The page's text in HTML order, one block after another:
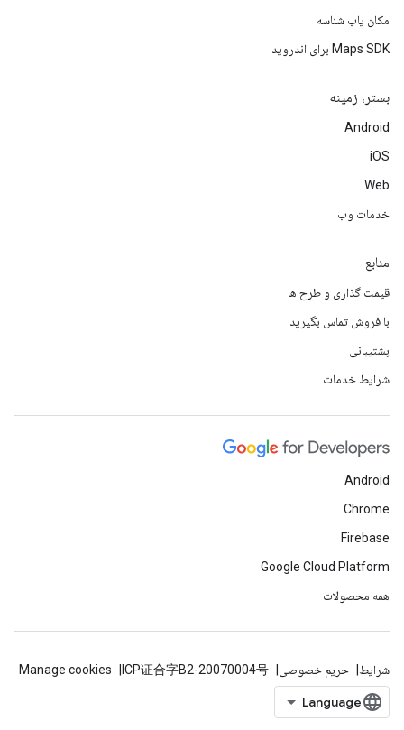
مکان یاب شناسه
Maps SDK برای اندروید
بستر، زمینه
Android
iOS
Web
خدمات وب
منابع
قیمت گذاری و طرح ها
با فروش تماس بگیرید
پشتیبانی
شرایط خدمات
Android
Chrome
Firebase
Google Cloud Platform
همه محصولات
شرایط حریم خصوصی ICP证合字B2-20070004号
Manage cookies